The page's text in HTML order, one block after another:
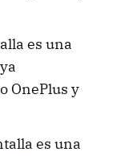
es una
OnePlus y
es una